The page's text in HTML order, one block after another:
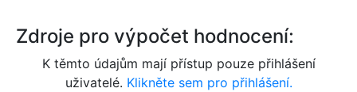
Zdroje pro výpočet hodnocení:
K těmto údajům mají přístup pouze přihlášení
uživatelé. Klikněte sem pro přihlášení.